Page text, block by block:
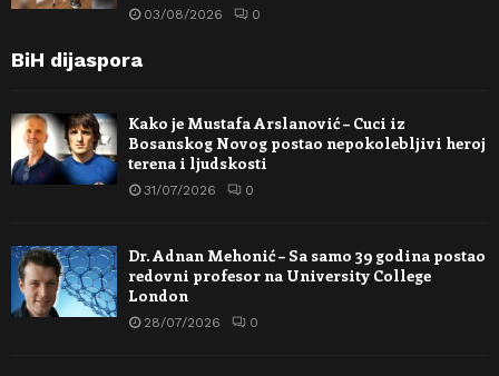
03/08/2026 0
BiH dijaspora
Kako je Mustafa Arslanović – Cuci iz
Bosanskog Novog postao nepokolebljivi heroj
terena i ljudskosti
31/07/2026 0
Dr. Adnan Mehonić – Sa samo 39 godina postao
redovni profesor na University College
London
28/07/2026 0